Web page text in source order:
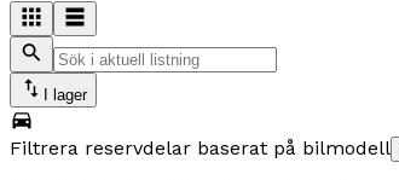
I lager
Filtrera reservdelar baserat på bilmodell